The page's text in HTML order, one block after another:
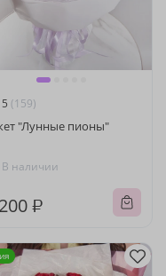
5 (159)
"Лунные пионы"
В наличии
₽